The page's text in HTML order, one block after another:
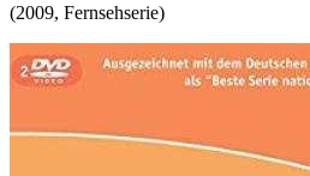
(2009, Fernsehserie)